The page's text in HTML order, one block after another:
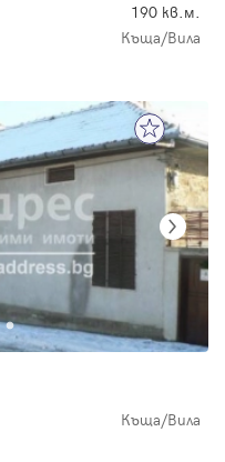
190 кв.м.
Къща/Вила
Къща/Вила